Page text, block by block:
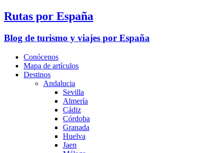
Rutas por España
Blog de turismo y viajes por España
Conócenos
Mapa de artículos
Destinos
Andalucia
Sevilla
Almería
Cádiz
Córdoba
Granada
Huelva
Jaen